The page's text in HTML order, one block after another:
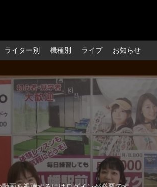
ライター別 機種別 ライブ お知らせ